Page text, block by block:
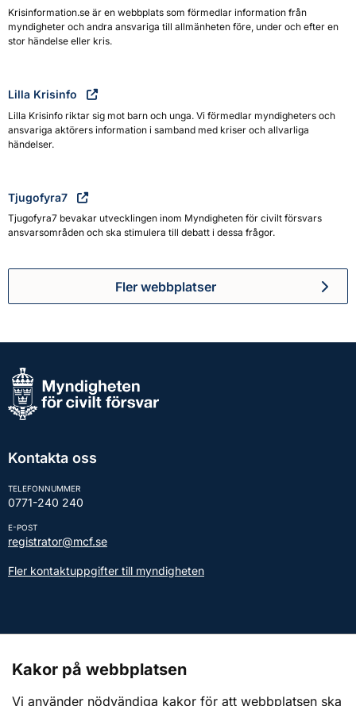
Krisinformation.se är en webbplats som förmedlar information från
myndigheter och andra ansvariga till allmänheten före, under och efter en
stor händelse eller kris.
Lilla Krisinfo
Lilla Krisinfo riktar sig mot barn och unga. Vi förmedlar myndigheters och
ansvariga aktörers information i samband med kriser och allvarliga
händelser.
Tjugofyra7
Tjugofyra7 bevakar utvecklingen inom Myndigheten för civilt försvars
ansvarsområden och ska stimulera till debatt i dessa frågor.
Fler webbplatser
Kontakta oss
TELEFONNUMMER
0771-240 240
E-POST
registrator@mcf.se
Fler kontaktuppgifter till myndigheten
Webbplatsen
Kakor på webbplatsen
Vi använder nödvändiga kakor för att webbplatsen ska